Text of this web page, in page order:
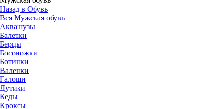
Назад в Обувь
Вся Мужская обувь
Аквашузы
Балетки
Берцы
Босоножки
Ботинки
Валенки
Галоши
Дутики
Кеды
Кроксы